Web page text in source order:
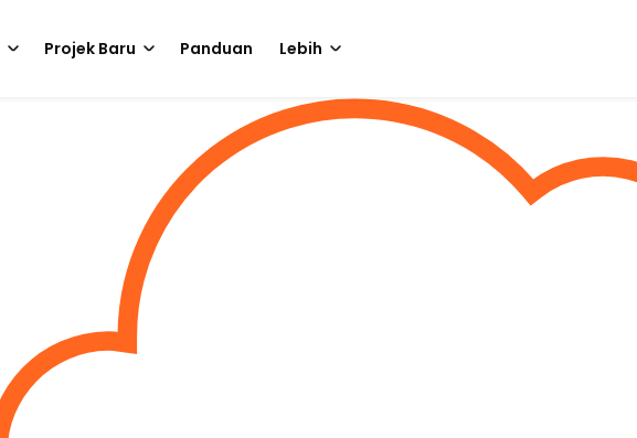
Projek Baru Panduan Lebih